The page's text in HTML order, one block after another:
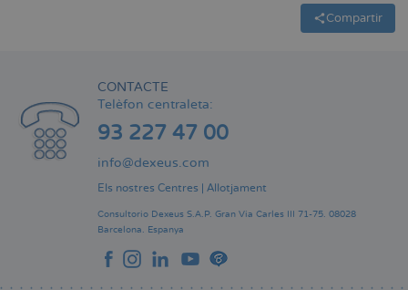
Compartir
CONTACTE
Telèfon centraleta:
93 227 47 00
info@dexeus.com
Els nostres Centres Allotjament
Consultorio Dexeus S.A.P. Gran Via Carles III 71-75. 08028
Barcelona. Espanya